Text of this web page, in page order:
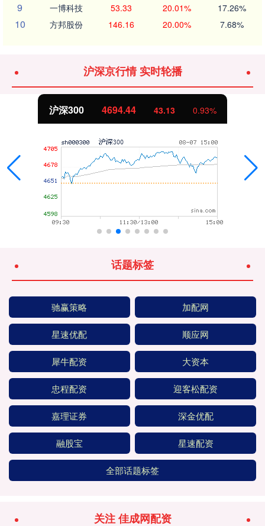
9 一博科技 53.33 20.01% 17.26%
10 方邦股份 146.16 20.00% 7.68%
沪深京行情 实时轮播
北证50 1134.24 11.37 1.01%
话题标签
驰赢策略 加配网
星速优配 顺应网
犀牛配资 大资本
忠程配资 迎客松配资
嘉理证券 深金优配
融股宝 星速配资
全部话题标签
关注 佳成网配资